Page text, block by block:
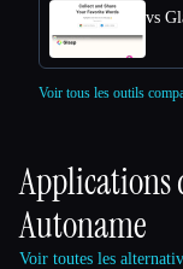
vs
Voir tous les outils
Autoname
Voir toutes les